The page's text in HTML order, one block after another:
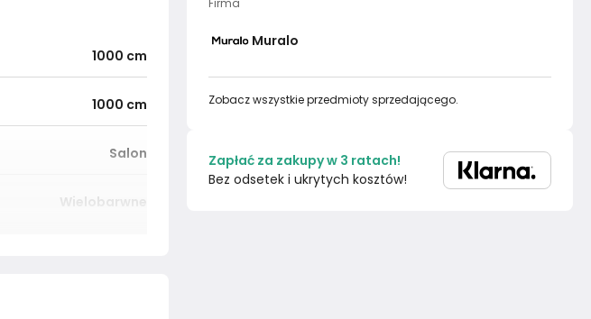
1000 cm
1000 cm
Salon
Wielobarwne
Firma
Muralo
Zobacz wszystkie przedmioty sprzedającego.
Zapłać za zakupy w 3 ratach!
Bez odsetek i ukrytych kosztów!